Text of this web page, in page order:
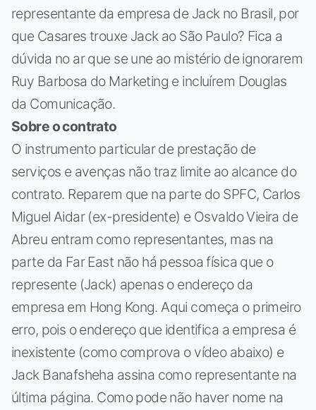
representante da empresa de Jack no Brasil, por
que Casares trouxe Jack ao São Paulo? Fica a
dúvida no ar que se une ao mistério de ignorarem
Ruy Barbosa do Marketing e incluírem Douglas
da Comunicação.
Sobre o contrato
O instrumento particular de prestação de
serviços e avenças não traz limite ao alcance do
contrato. Reparem que na parte do SPFC, Carlos
Miguel Aidar (ex-presidente) e Osvaldo Vieira de
Abreu entram como representantes, mas na
parte da Far East não há pessoa física que o
represente (Jack) apenas o endereço da
empresa em Hong Kong. Aqui começa o primeiro
erro, pois o endereço que identifica a empresa é
inexistente (como comprova o vídeo abaixo) e
Jack Banafsheha assina como representante na
última página. Como pode não haver nome na